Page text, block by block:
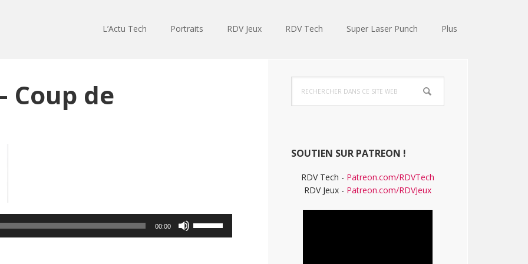
L’Actu Tech Portraits RDV Jeux RDV Tech Super Laser Punch Plus
Coup de
00:00
les
Barre
latérale
dans
ce
SOUTIEN SUR PATREON !
RDV Tech - Patreon.com/RDVTech
RDV Jeux - Patreon.com/RDVJeux